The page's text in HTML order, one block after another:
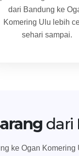
dari Bandung ke
Komering Ulu lebih
sehari sampai.
dari
ke Ogan